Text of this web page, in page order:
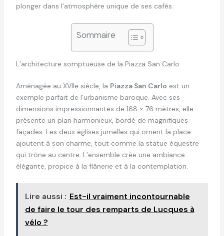
plonger dans l’atmosphère unique de ses cafés.
Sommaire
L’architecture somptueuse de la Piazza San Carlo
Aménagée au XVIIe siècle, la Piazza San Carlo est un
exemple parfait de l’urbanisme baroque. Avec ses
dimensions impressionnantes de 168 × 76 mètres, elle
présente un plan harmonieux, bordé de magnifiques
façades. Les deux églises jumelles qui ornent la place
ajoutent à son charme, tout comme la statue équestre
qui trône au centre. L’ensemble crée une ambiance
élégante, propice à la flânerie et à la contemplation.
Lire aussi : Est-il vraiment incontournable
de faire le tour des remparts de Lucques à
vélo ?